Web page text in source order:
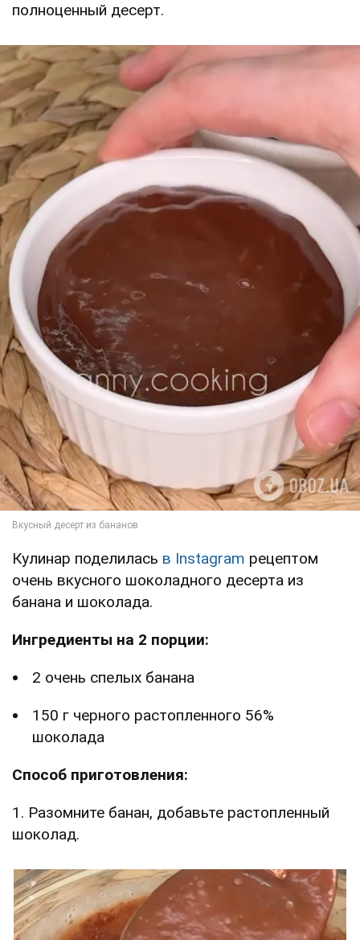
полноценный десерт.
Кулинар поделилась в Instagram рецептом
очень вкусного шоколадного десерта из
банана и шоколада.
Ингредиенты на 2 порции:
2 очень спелых банана
150 г черного растопленного 56%
шоколада
Способ приготовления:
1. Разомните банан, добавьте растопленный
шоколад.